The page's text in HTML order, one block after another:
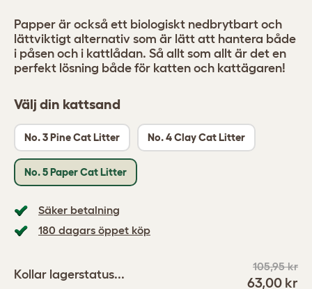
Välj din kattsand
No. 3 Pine Cat Litter No. 4 Clay Cat Litter
No. 5 Paper Cat Litter
Säker betalning
180 dagars öppet köp
Kollar lagerstatus...
105,95 kr
63,00 kr
Papper är också ett biologiskt nedbrytbart och
lättviktigt alternativ som är lätt att hantera både
i påsen och i kattlådan. Så allt som allt är det en
perfekt lösning både för katten och kattägaren!